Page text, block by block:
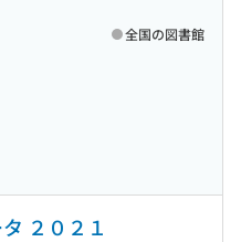
全国の図書館
２０２１